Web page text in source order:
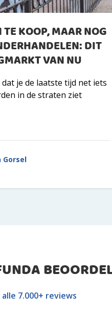
KOOP, MAAR NOG
DIT
VAN NU
je de laatste tijd net iets
in de straten ziet
Gorsel
7.000+ reviews